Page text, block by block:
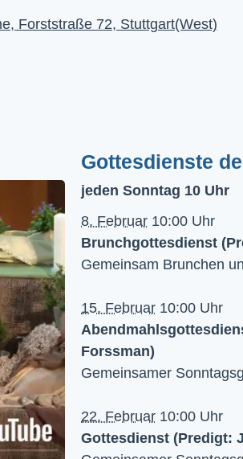
Forststraße 72, Stuttgart(West)
Gottesdienste
jeden Sonntag 10 Uhr
8. Februar 10:00 Uhr
Brunchgottesdienst
Gemeinsam Brunchen
15. Februar 10:00 Uhr
Forssman)
Gemeinsamer
22. Februar 10:00 Uhr
Gottesdienst (Predigt: